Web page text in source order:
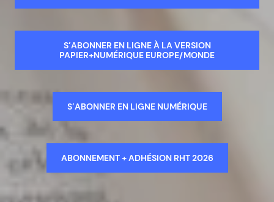
S’ABONNER EN LIGNE À LA VERSION
PAPIER+NUMÉRIQUE EUROPE/MONDE
S’ABONNER EN LIGNE NUMÉRIQUE
ABONNEMENT + ADHÉSION RHT 2026